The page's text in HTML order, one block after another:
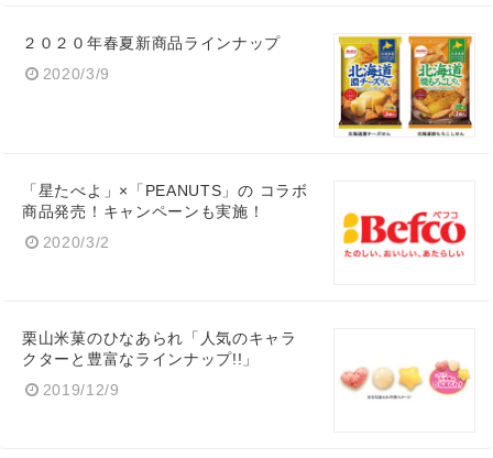
２０２０年春夏新商品ラインナップ
2020/3/9
「星たべよ」×「PEANUTS」の コラボ
商品発売！キャンペーンも実施！
2020/3/2
栗山米菓のひなあられ「人気のキャラ
クターと豊富なラインナップ!!」
2019/12/9